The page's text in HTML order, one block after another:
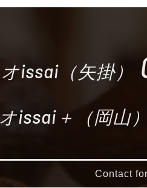
issai（矢掛）
issai＋（岡山）
Contact